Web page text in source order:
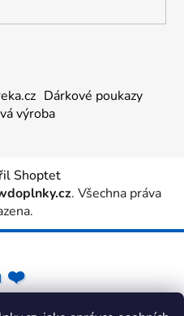
Dárkové poukazy
výroba
Shoptet
. Všechna práva
❤️